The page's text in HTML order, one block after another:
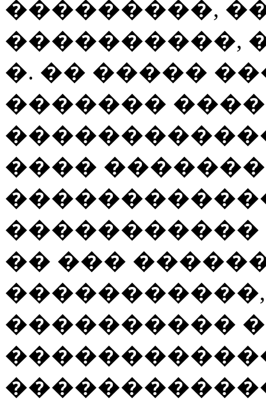
���������,
����������,
�. �� �����
�������
����
�����������
�� ���
����������